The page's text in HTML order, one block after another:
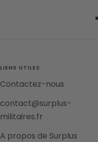
LIENS UTILES
Contactez-nous
contact@surplus-
militaires.fr
A propos de Surplus